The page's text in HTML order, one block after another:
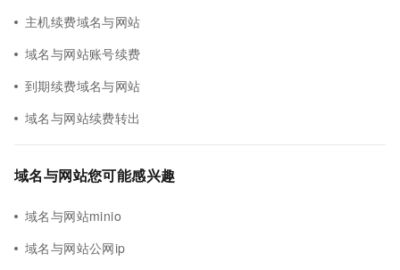
主机续费域名与网站
域名与网站账号续费
到期续费域名与网站
域名与网站续费转出
域名与网站您可能感兴趣
域名与网站minio
域名与网站公网ip